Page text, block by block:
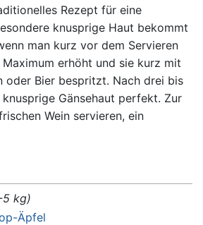
Rezept für eine
knusprige Haut bekommt
man kurz vor dem Servieren
erhöht und sie kurz mit
oder Bier bespritzt. Nach drei bis
Gänsehaut perfekt. Zur
Wein servieren, ein
kg)
Äpfel